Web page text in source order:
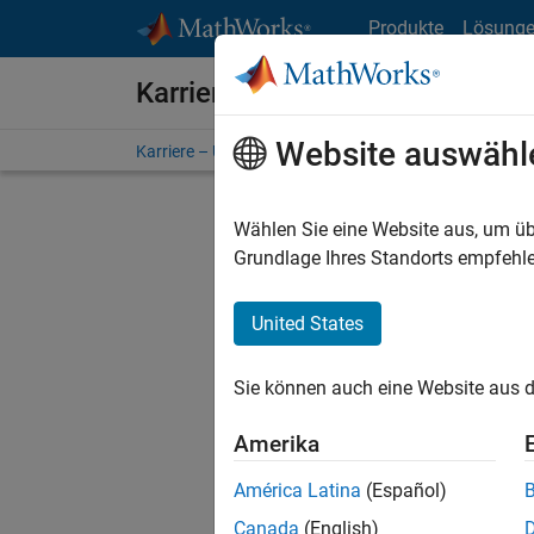
Produkte
Karriere bei MathWorks
Karriere – Übersicht Stellensuche
Stellen
Es
Region
Website
Wählen Sie eine Website aus, um
Grundlage Ihres Standorts
United States
Sie können auch eine Website aus
Amerika
América Latina (Español)
Canada (English)